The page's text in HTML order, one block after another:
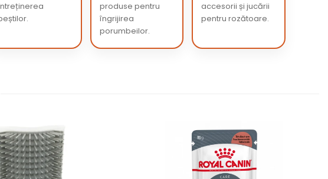
produse pentru
îngrijirea
porumbeilor.
accesorii și jucării
pentru rozătoare.